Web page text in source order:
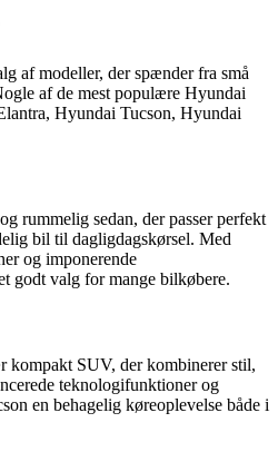
af modeller, der spænder fra små
af de mest populære Hyundai
Hyundai Tucson, Hyundai
rummelig sedan, der passer perfekt
bil til dagligdagskørsel. Med
og imponerende
godt valg for mange bilkøbere.
kompakt SUV, der kombinerer stil,
teknologifunktioner og
en behagelig køreoplevelse både i